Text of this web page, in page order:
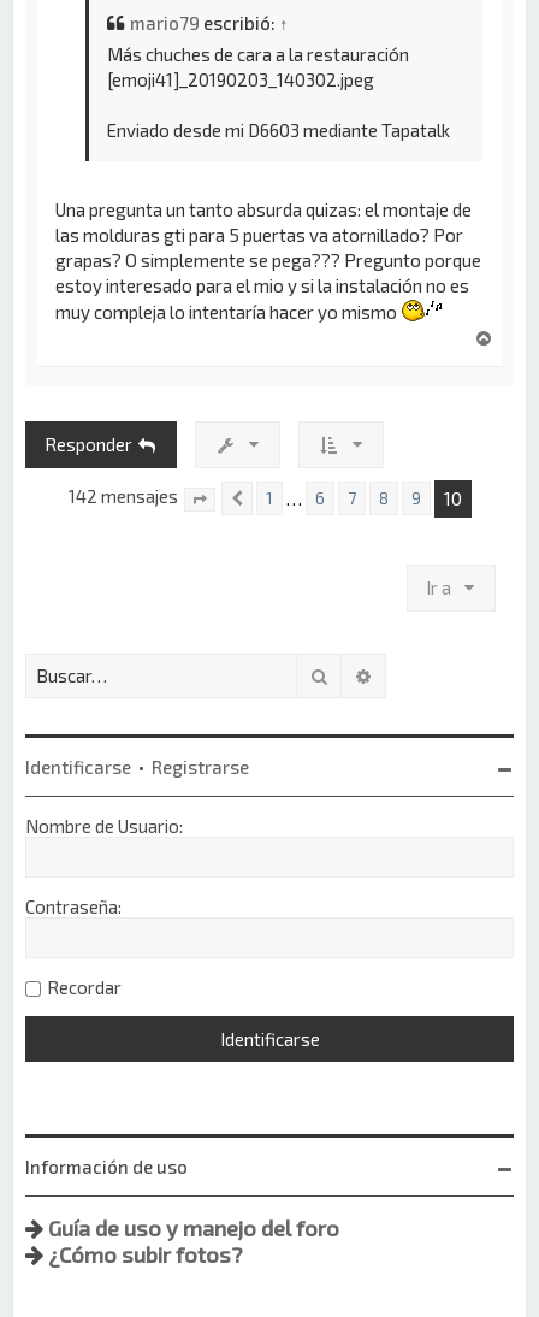
mario79 escribió: ↑
Más chuches de cara a la restauración
[emoji41]_20190203_140302.jpeg
Enviado desde mi D6603 mediante Tapatalk
Una pregunta un tanto absurda quizas: el montaje de
las molduras gti para 5 puertas va atornillado? Por
grapas? O simplemente se pega??? Pregunto porque
estoy interesado para el mio y si la instalación no es
muy compleja lo intentaría hacer yo mismo
Responder
142 mensajes Página 10 de 10
Anterior
1 … 6 7 8 9 10
Ir a
Buscar
Identificarse • Registrarse
Nombre de Usuario:
Contraseña:
Recordar
Información de uso
Guía de uso y manejo del foro
¿Cómo subir fotos?